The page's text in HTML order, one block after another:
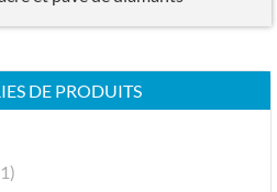
DE PRODUITS